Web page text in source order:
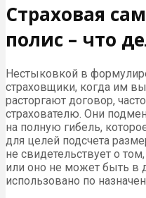
Страховая
полис – что
Нестыковкой в
страховщики, когда им
расторгают договор,
страхователю. Они
на полную гибель,
для целей подсчета
не свидетельствует о
или оно не может быть в
использовано по